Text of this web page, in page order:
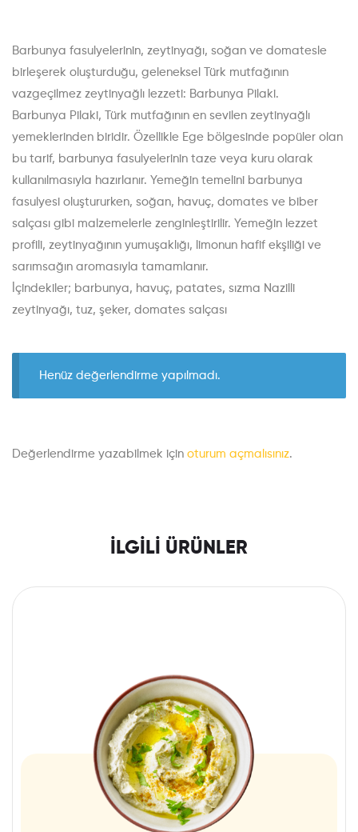
Barbunya fasulyelerinin, zeytinyağı, soğan ve domatesle
birleşerek oluşturduğu, geleneksel Türk mutfağının
vazgeçilmez zeytinyağlı lezzeti: Barbunya Pilaki.
Barbunya Pilaki, Türk mutfağının en sevilen zeytinyağlı
yemeklerinden biridir. Özellikle Ege bölgesinde popüler olan
bu tarif, barbunya fasulyelerinin taze veya kuru olarak
kullanılmasıyla hazırlanır. Yemeğin temelini barbunya
fasulyesi oluştururken, soğan, havuç, domates ve biber
salçası gibi malzemelerle zenginleştirilir. Yemeğin lezzet
profili, zeytinyağının yumuşaklığı, limonun hafif ekşiliği ve
sarımsağın aromasıyla tamamlanır.
İçindekiler; barbunya, havuç, patates, sızma Nazilli
zeytinyağı, tuz, şeker, domates salçası
Henüz değerlendirme yapılmadı.
Değerlendirme yazabilmek için oturum açmalısınız.
İLGILI ÜRÜNLER